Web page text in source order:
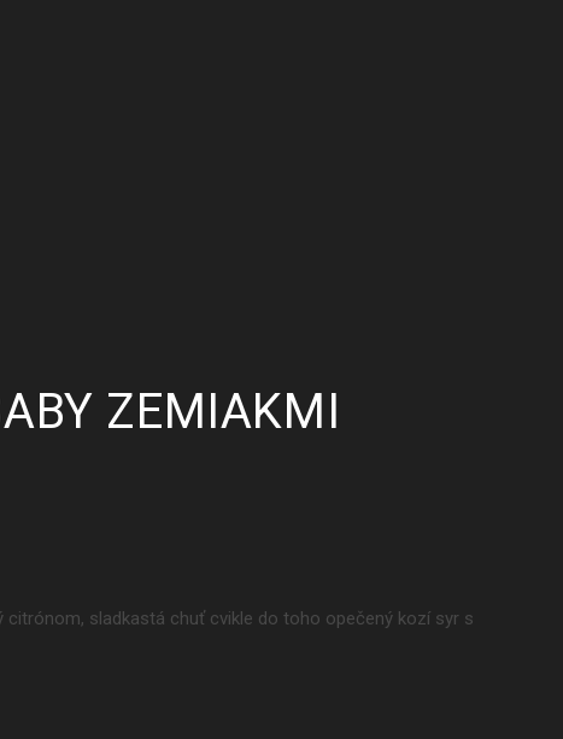
ZEMIAKMI
sladkastá chuť cvikle do toho opečený kozí syr s